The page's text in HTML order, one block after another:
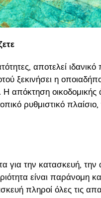
αποτελεί
ξεκινήσει η
απόκτηση οικοδομικής
ρυθμιστικό πλαίσιο,
για την κατασκευή,
είναι παράνομη
πληροί όλες τις